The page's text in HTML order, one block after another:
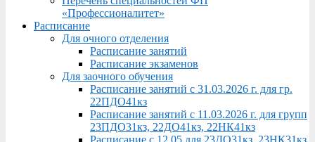
«Профессионалитет»
Расписание
Для очного отделения
Расписание занятий
Расписание экзаменов
Для заочного обучения
Расписание занятий с 31.03.2026 г. для гр.
22ПДО41кз
Расписание занятий с 11.03.2026 г. для групп
23ПДО31кз, 22ДО41кз, 22НК41кз
Расписание с 12.05 для 23ДО31кз, 23НК31кз,